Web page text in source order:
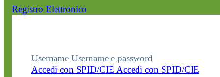
Registro Elettronico
Username Username e password
Accedi con SPID/CIE Accedi con SPID/CIE